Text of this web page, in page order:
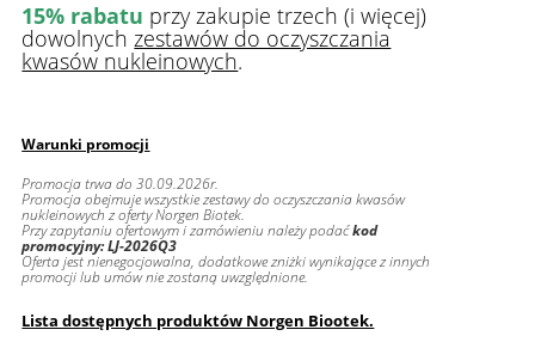
15% rabatu przy zakupie trzech (i więcej)
dowolnychzestawów do oczyszczania
kwasów nukleinowych.
Warunki promocji
Promocja trwa do 30.09.2026r.
Promocja obejmuje wszystkie zestawy do oczyszczania kwasów
nukleinowych z oferty Norgen Biotek.
Przy zapytaniu ofertowym i zamówieniu należy podaćkod
promocyjny: LJ-2026Q3
Oferta jest nienegocjowalna, dodatkowe zniżki wynikające z innych
promocji lub umów nie zostaną uwzględnione.
Lista dostępnych produktów Norgen Biootek.